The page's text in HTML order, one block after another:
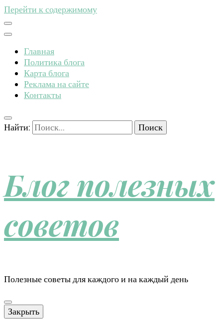
Перейти к содержимому
Главная
Политика блога
Карта блога
Реклама на сайте
Контакты
Найти:
Блог полезных
советов
Полезные советы для каждого и на каждый день
Закрыть